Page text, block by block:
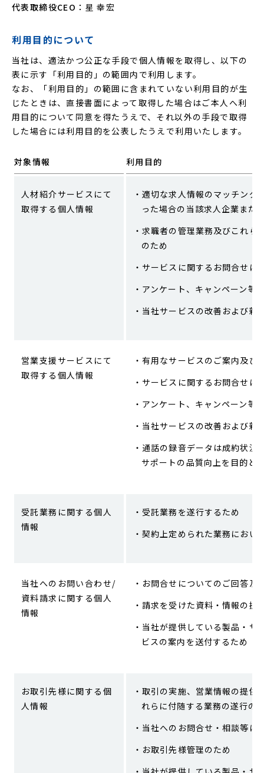
代表取締役CEO： 星 幸宏
利用目的について
当社は、適法かつ公正な手段で個人情報を取得し、以下の
表に示す「利用目的」の範囲内で利用します。
なお、「利用目的」の範囲に含まれていない利用目的が生
じたときは、直接書面によって取得した場合はご本人へ利
用目的について同意を得たうえで、それ以外の手段で取得
した場合には利用目的を公表したうえで利用いたします。
対象情報 利用目的
人材紹介サービスにて
取得する個人情報
適切な求人情報のマッチング
った場合の当該求人企業また
求職者の管理業務及びこれら
のため
サービスに関するお問合せに
アンケート、キャンペーン等
当社サービスの改善および新
営業支援サービスにて
取得する個人情報
有用なサービスのご案内及び
サービスに関するお問合せに
アンケート、キャンペーン等
当社サービスの改善および新
通話の録音データは成約状況
サポートの品質向上を目的と
受託業務に関する個人
情報
受託業務を遂行するため
契約上定められた業務におい
当社へのお問い合わせ/
資料請求に関する個人
情報
お問合せについてのご回答及
請求を受けた資料・情報の提
当社が提供している製品・サ
ビスの案内を送付するため
お取引先様に関する個
人情報
取引の実施、営業情報の提供
れらに付随する業務の遂行の
当社へのお問合せ・相談等に
お取引先様管理のため